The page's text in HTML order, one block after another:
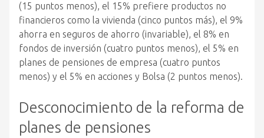
(15 puntos menos), el 15% prefiere productos no
financieros como la vivienda (cinco puntos más), el 9%
ahorra en seguros de ahorro (invariable), el 8% en
fondos de inversión (cuatro puntos menos), el 5% en
planes de pensiones de empresa (cuatro puntos
menos) y el 5% en acciones y Bolsa (2 puntos menos).
Desconocimiento de la reforma de
planes de pensiones